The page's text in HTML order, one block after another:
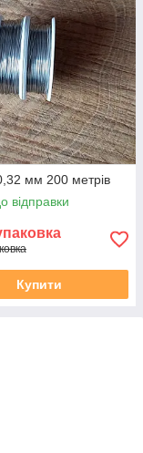
мм 200 метрів
відправки
Купити